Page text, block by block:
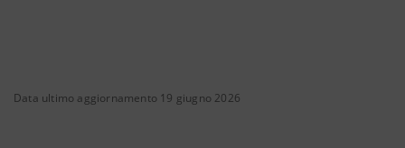
Data ultimo aggiornamento 19 giugno 2026